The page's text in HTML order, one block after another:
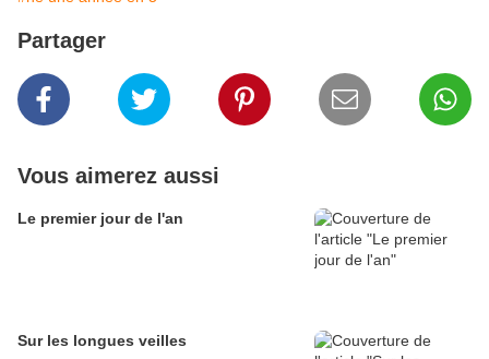
Partager
Vous aimerez aussi
Le premier jour de l'an
Sur les longues veilles